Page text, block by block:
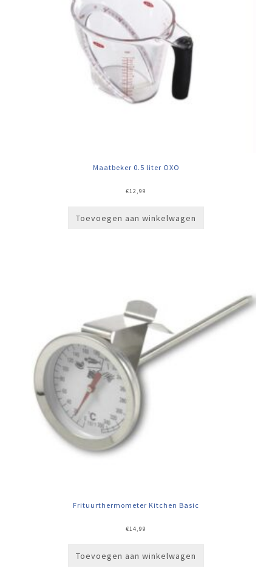
Maatbeker 0.5 liter OXO
€12,99
Toevoegen aan winkelwagen
Frituurthermometer Kitchen Basic
€14,99
Toevoegen aan winkelwagen